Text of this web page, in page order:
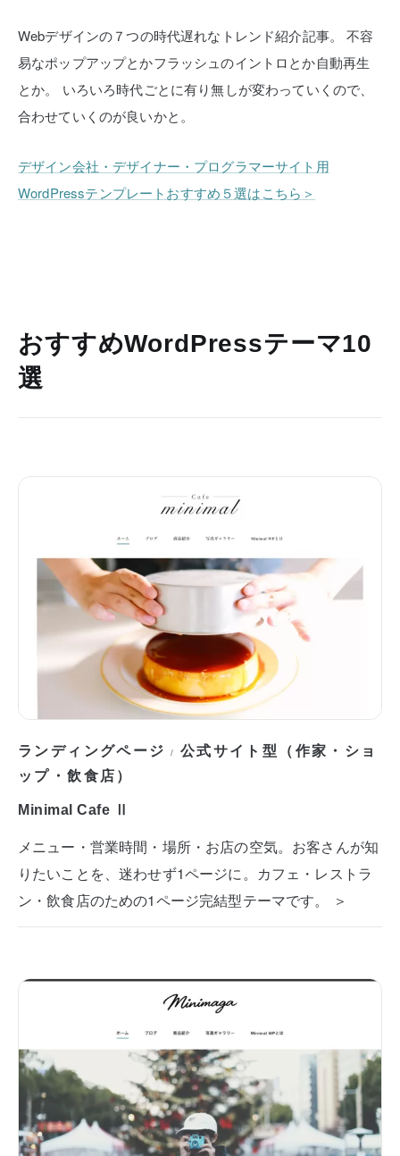
Webデザインの７つの時代遅れなトレンド紹介記事。
不容
易なポップアップとかフラッシュのイントロとか自動再生
とか。
いろいろ時代ごとに有り無しが変わっていくので、
合わせていくのが良いかと。
デザイン会社・デザイナー・プログラマーサイト用
WordPressテンプレートおすすめ５選はこちら＞
おすすめWordPressテーマ10
選
ランディングページ / 公式サイト型（作家・ショ
ップ・飲食店）
Minimal Cafe Ⅱ
メニュー・営業時間・場所・お店の空気。お客さんが知
りたいことを、迷わせず1ページに。カフェ・レストラ
ン・飲食店のための1ページ完結型テーマです。 ＞